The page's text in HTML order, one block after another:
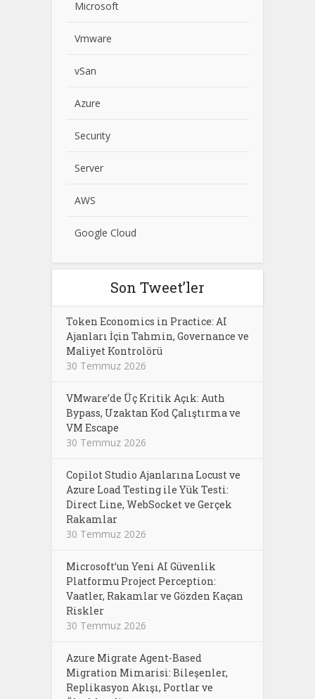
Microsoft
Vmware
vSan
Azure
Security
Server
AWS
Google Cloud
Son Tweet’ler
Token Economics in Practice: AI
Ajanları İçin Tahmin, Governance ve
Maliyet Kontrolörü
30 Temmuz 2026
VMware’de Üç Kritik Açık: Auth
Bypass, Uzaktan Kod Çalıştırma ve
VM Escape
30 Temmuz 2026
Copilot Studio Ajanlarına Locust ve
Azure Load Testing ile Yük Testi:
Direct Line, WebSocket ve Gerçek
Rakamlar
30 Temmuz 2026
Microsoft’un Yeni AI Güvenlik
Platformu Project Perception:
Vaatler, Rakamlar ve Gözden Kaçan
Riskler
30 Temmuz 2026
Azure Migrate Agent-Based
Migration Mimarisi: Bileşenler,
Replikasyon Akışı, Portlar ve